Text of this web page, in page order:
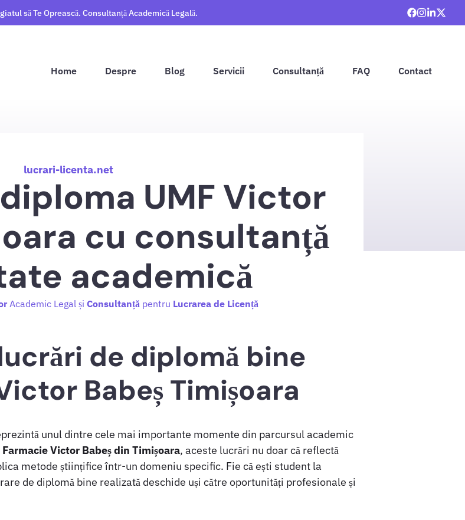
să Te Oprească. Consultanță Academică Legală.
Home Despre Blog Servicii Consultanță FAQ Contact
lucrari-licenta.net
UMF Victor
cu consultanță
academică
Academic Legal și Consultanță pentru Lucrarea de Licență
de diplomă bine
Babeș Timișoara
unul dintre cele mai importante momente din parcursul academic
Victor Babeș din Timișoara, aceste lucrări nu doar că reflectă
metode științifice într-un domeniu specific. Fie că ești student la
de diplomă bine realizată deschide uși către oportunități profesionale și